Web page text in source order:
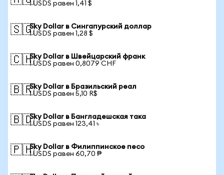
1 USDS равен 1,41 $
🇸🇬Sky Dollar в Сингапурский доллар
1 USDS равен 1,28 $
🇨🇭Sky Dollar в Швейцарский франк
1 USDS равен 0,8079 CHF
🇧🇷Sky Dollar в Бразильский реал
1 USDS равен 5,10 R$
🇧🇩Sky Dollar в Бангладешская така
1 USDS равен 123,41 ৳
🇵🇭Sky Dollar в Филиппинское песо
1 USDS равен 60,70 ₱